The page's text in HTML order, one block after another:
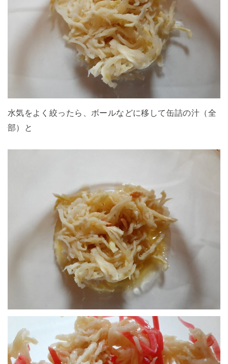
水気をよく絞ったら、ボールなどに移して缶詰の汁（全
部）と